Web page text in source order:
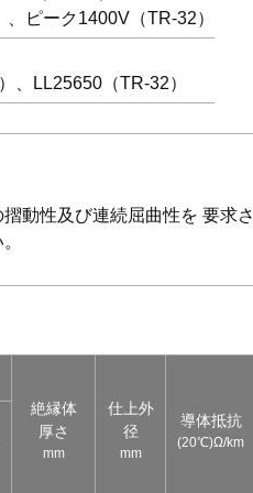
ピーク1400V（TR-32）
、LL25650（TR-32）
動性及び連続屈曲性を 要求
絶縁体
厚さ
mm
仕上外
径
mm
導体抵抗
(20℃)Ω/km